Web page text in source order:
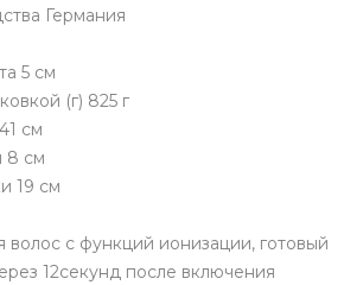
Германия
5 см
(г) 825 г
см
8 см
19 см
волос с функций ионизации, готовый
12секунд после включения